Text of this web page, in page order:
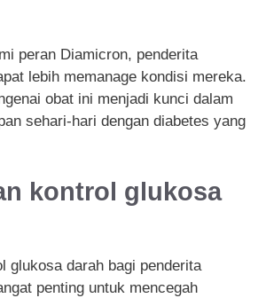
peran Diamicron, penderita
lebih memanage kondisi mereka.
obat ini menjadi kunci dalam
sehari-hari dengan diabetes yang
kontrol glukosa
glukosa darah bagi penderita
penting untuk mencegah